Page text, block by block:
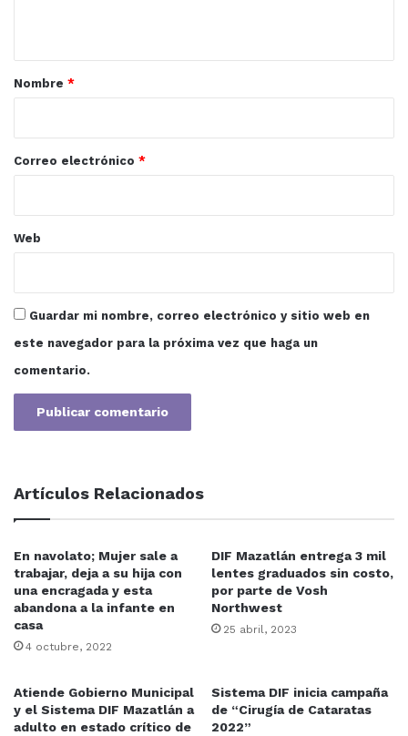
r
*
Nombre *
Correo electrónico *
Web
Guardar mi nombre, correo electrónico y sitio web en
este navegador para la próxima vez que haga un
comentario.
Artículos Relacionados
En navolato; Mujer sale a
trabajar, deja a su hija con
una encragada y esta
abandona a la infante en
casa
4 octubre, 2022
DIF Mazatlán entrega 3 mil
lentes graduados sin costo,
por parte de Vosh
Northwest
25 abril, 2023
Atiende Gobierno Municipal
y el Sistema DIF Mazatlán a
adulto en estado crítico de
Sistema DIF inicia campaña
de “Cirugía de Cataratas
2022”